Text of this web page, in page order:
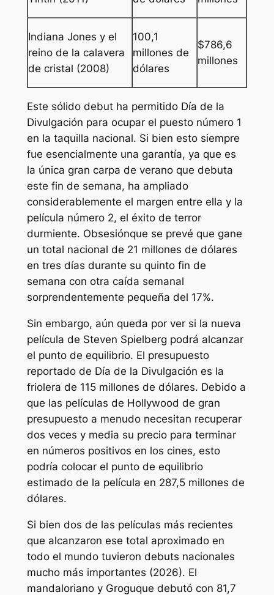
Indiana Jones y el
reino de la calavera
de cristal (2008)
100,1
millones de
dólares
$786,6
millones
Este sólido debut ha permitido Día de la
Divulgación para ocupar el puesto número 1
en la taquilla nacional. Si bien esto siempre
fue esencialmente una garantía, ya que es
la única gran carpa de verano que debuta
este fin de semana, ha ampliado
considerablemente el margen entre ella y la
película número 2, el éxito de terror
durmiente. Obsesiónque se prevé que gane
un total nacional de 21 millones de dólares
en tres días durante su quinto fin de
semana con otra caída semanal
sorprendentemente pequeña del 17%.
Sin embargo, aún queda por ver si la nueva
película de Steven Spielberg podrá alcanzar
el punto de equilibrio. El presupuesto
reportado de Día de la Divulgación es la
friolera de 115 millones de dólares. Debido a
que las películas de Hollywood de gran
presupuesto a menudo necesitan recuperar
dos veces y media su precio para terminar
en números positivos en los cines, esto
podría colocar el punto de equilibrio
estimado de la película en 287,5 millones de
dólares.
Si bien dos de las películas más recientes
que alcanzaron ese total aproximado en
todo el mundo tuvieron debuts nacionales
mucho más importantes (2026). El
mandaloriano y Groguque debutó con 81,7